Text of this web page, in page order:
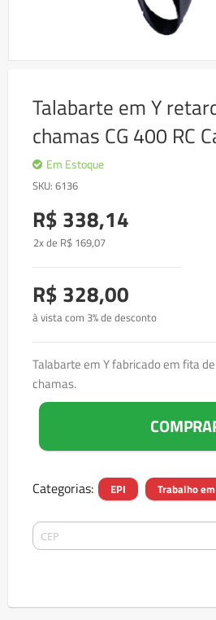
Talabarte em Y
chamas CG 400 RC
Em Estoque
SKU 6136
R$ 338,14
2x de R$ 169,07
R$ 328,00
à vista com 3% de desconto
Talabarte em Y fabricado em fita
chamas.
Categorias: EPI Trabalho
beginning
images
gallery